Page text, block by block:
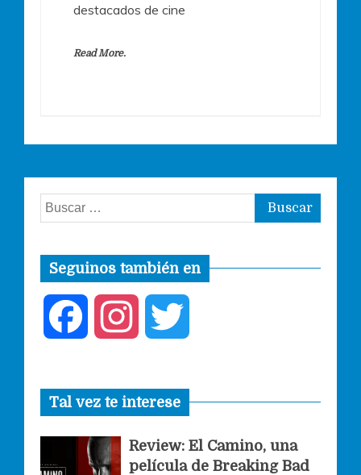
destacados de cine
Read More.
Buscar:
Seguinos también en
c
e
s
t
i
t
Tal vez te interese
Review: El Camino, una
película de Breaking Bad